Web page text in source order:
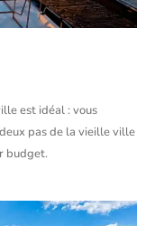
est idéal : vous
pas de la vieille ville
budget.